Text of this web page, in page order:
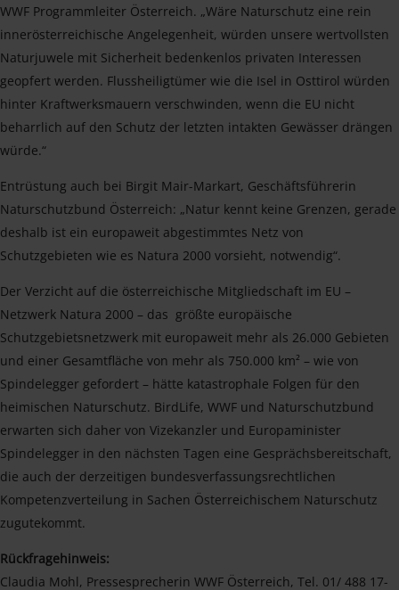
WWF Programmleiter Österreich. „Wäre Naturschutz eine rein
innerösterreichische Angelegenheit, würden unsere wertvollsten
Naturjuwele mit Sicherheit bedenkenlos privaten Interessen
geopfert werden. Flussheiligtümer wie die Isel in Osttirol würden
hinter Kraftwerksmauern verschwinden, wenn die EU nicht
beharrlich auf den Schutz der letzten intakten Gewässer drängen
würde.“
Entrüstung auch bei Birgit Mair-Markart, Geschäftsführerin
Naturschutzbund Österreich: „Natur kennt keine Grenzen, gerade
deshalb ist ein europaweit abgestimmtes Netz von
Schutzgebieten wie es Natura 2000 vorsieht, notwendig“.
Der Verzicht auf die österreichische Mitgliedschaft im EU –
Netzwerk Natura 2000 – das größte europäische
Schutzgebietsnetzwerk mit europaweit mehr als 26.000 Gebieten
und einer Gesamtfläche von mehr als 750.000 km² – wie von
Spindelegger gefordert – hätte katastrophale Folgen für den
heimischen Naturschutz. BirdLife, WWF und Naturschutzbund
erwarten sich daher von Vizekanzler und Europaminister
Spindelegger in den nächsten Tagen eine Gesprächsbereitschaft,
die auch der derzeitigen bundesverfassungsrechtlichen
Kompetenzverteilung in Sachen Österreichischem Naturschutz
zugutekommt.
Rückfragehinweis:
Claudia Mohl, Pressesprecherin WWF Österreich, Tel. 01/ 488 17-